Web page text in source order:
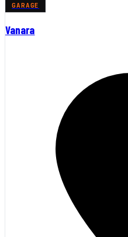
GARAGE
Vanara